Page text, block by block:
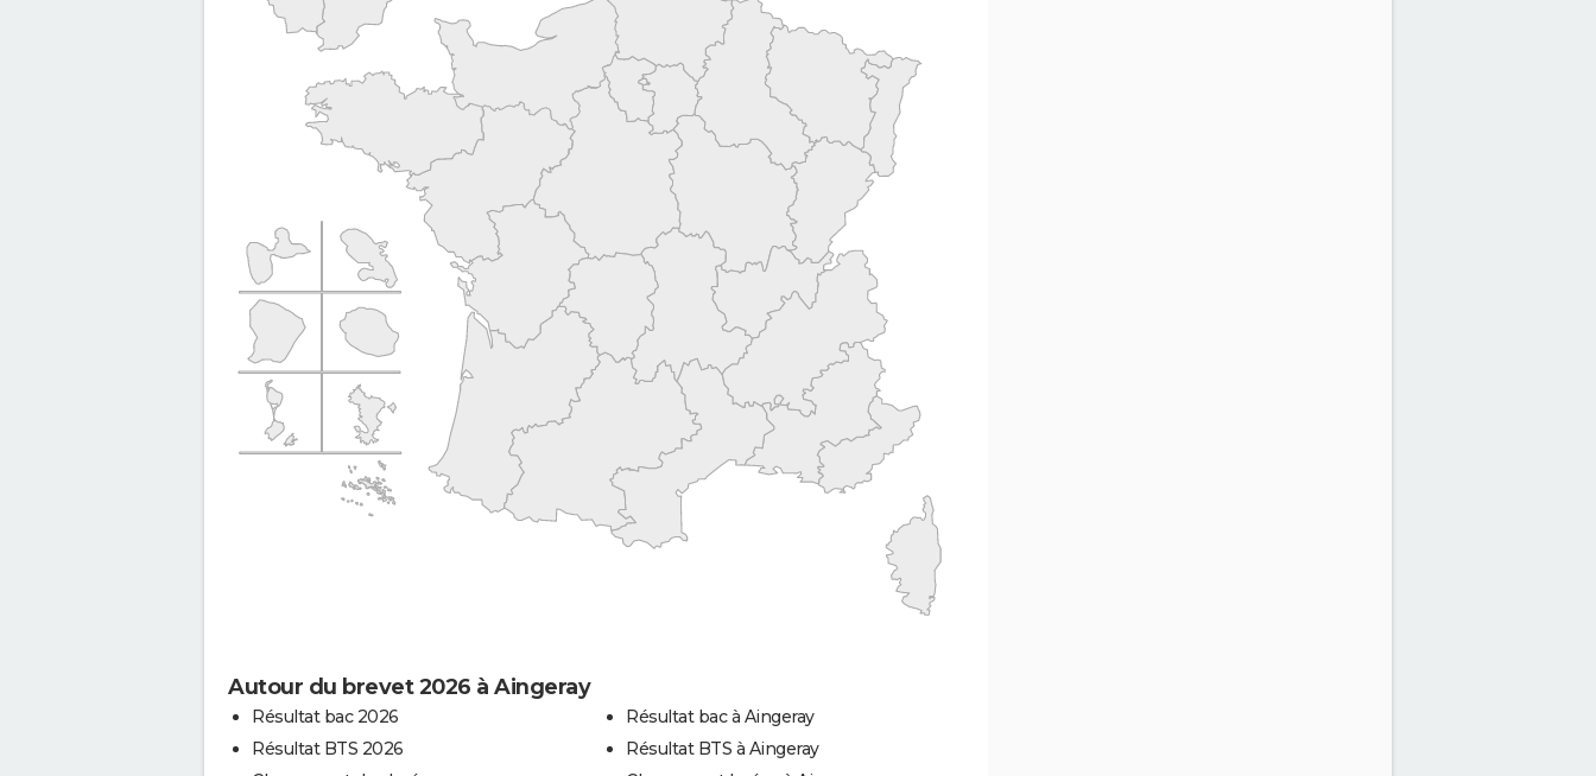
Autour du brevet 2026 à Aingeray
Résultat bac 2026
Résultat BTS 2026
Résultat bac à Aingeray
Résultat BTS à Aingeray